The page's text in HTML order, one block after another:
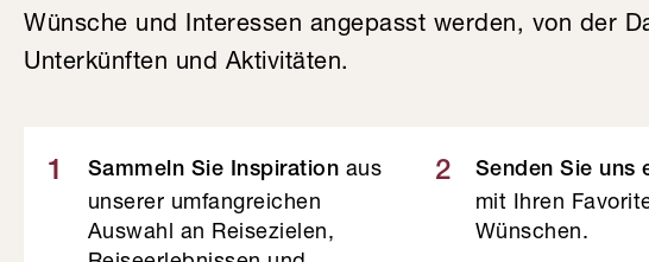
Wünsche und Interessen angepasst werden, von der
Unterkünften und Aktivitäten.
1 Sammeln Sie Inspiration aus
unserer umfangreichen
Auswahl an Reisezielen,
2 Senden Sie uns
mit Ihren
Wünschen.